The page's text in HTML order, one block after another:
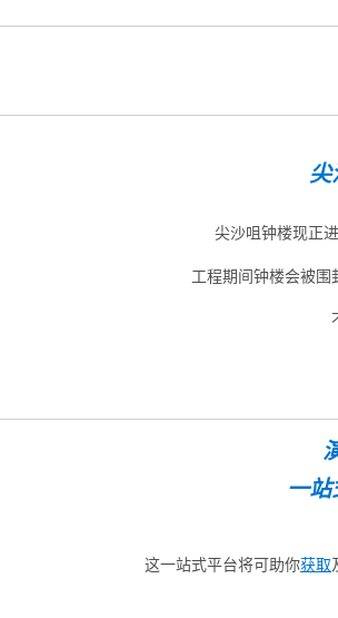
尖
尖沙咀钟楼现正
工程期间钟楼会被围
一
这一站式平台将可助你获取